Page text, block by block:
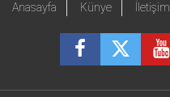
Anasayfa Künye İletişim